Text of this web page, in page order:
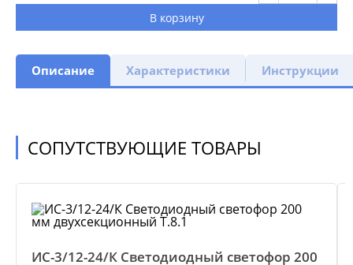
В корзину
Описание Характеристики Инструкции
СОПУТСТВУЮЩИЕ ТОВАРЫ
ИС-3/12-24/К Светодиодный светофор 200